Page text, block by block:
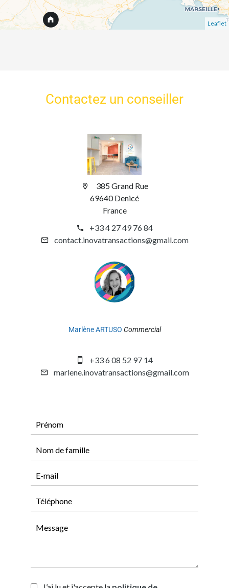
Leaflet
Contactez un conseiller
385 Grand Rue
69640 Denicé
France
+33 4 27 49 76 84
contact.inovatransactions@gmail.com
Marlène ARTUSO Commercial
+33 6 08 52 97 14
marlene.inovatransactions@gmail.com